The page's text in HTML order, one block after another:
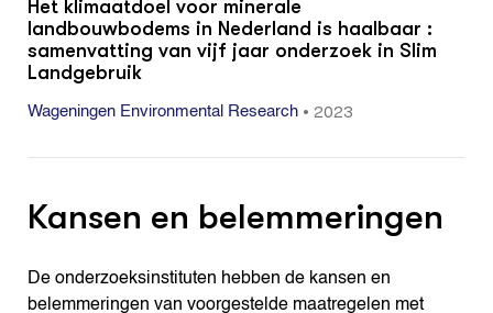
Het klimaatdoel voor minerale
landbouwbodems in Nederland is haalbaar :
samenvatting van vijf jaar onderzoek in Slim
Landgebruik
Wageningen Environmental Research• 2023
Kansen en belemmeringen
De onderzoeksinstituten hebben de kansen en
belemmeringen van voorgestelde maatregelen met